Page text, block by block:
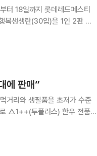
에 판매”
거리와 생필품을 초저가 수준